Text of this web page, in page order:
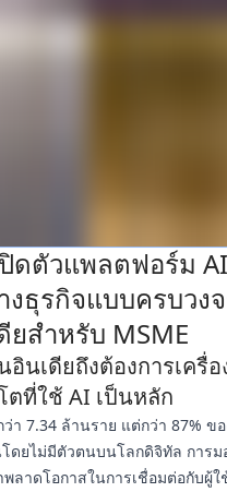
ดตัวแพลตฟอร์ม
งธุรกิจแบบครบวง
ยสำหรับ MSME
อินเดียถึงต้องการเครื่
ตที่ใช้ AI เป็นหลัก
ว่า 7.34 ล้านราย แต่กว่า 87% ข
โดยไม่มีตัวตนบนโลกดิจิทัล การม
ลาดโอกาสในการเชื่อมต่อกับผู้ใ